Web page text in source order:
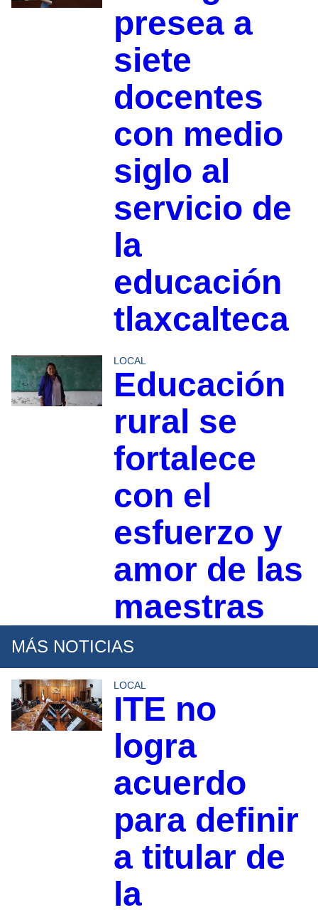
presea a
siete
docentes
con medio
siglo al
servicio de
la
educación
tlaxcalteca
LOCAL
Educación
rural se
fortalece
con el
esfuerzo y
amor de las
maestras
MÁS NOTICIAS
LOCAL
ITE no
logra
acuerdo
para definir
a titular de
la